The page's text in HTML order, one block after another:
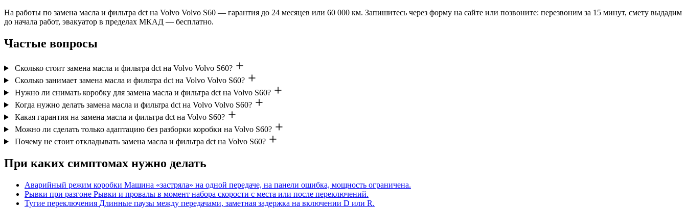
На работы по замена масла и фильтра dct на Volvo Volvo S60 — гарантия до 24 месяцев или 60 000 км. Запишитесь через форму на сайте или позвоните: перезвоним за 15 минут, смету выдадим
до начала работ, эвакуатор в пределах МКАД — бесплатно.
Частые вопросы
Сколько стоит замена масла и фильтра dct на Volvo Volvo S60?
Сколько занимает замена масла и фильтра dct на Volvo Volvo S60?
Нужно ли снимать коробку для замена масла и фильтра dct на Volvo S60?
Когда нужно делать замена масла и фильтра dct на Volvo Volvo S60?
Какая гарантия на замена масла и фильтра dct на Volvo S60?
Можно ли сделать только адаптацию без разборки коробки на Volvo S60?
Почему не стоит откладывать замена масла и фильтра dct на Volvo S60?
При каких симптомах нужно делать
Аварийный режим коробки Машина «застряла» на одной передаче, на панели ошибка, мощность ограничена.
Рывки при разгоне Рывки и провалы в момент набора скорости с места или после переключений.
Тугие переключения Длинные паузы между передачами, заметная задержка на включении D или R.